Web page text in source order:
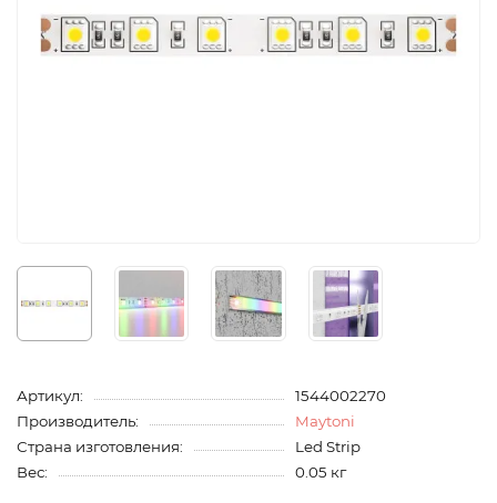
Артикул:
1544002270
Производитель:
Maytoni
Страна изготовления:
Led Strip
Вес:
0.05 кг